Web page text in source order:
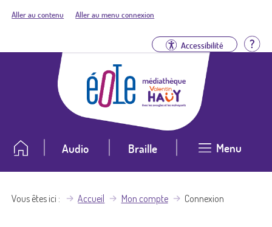
Aller au contenu Aller au menu connexion
Accessibilité
Audio Braille Menu
Vous êtes ici Accueil Mon compte Connexion